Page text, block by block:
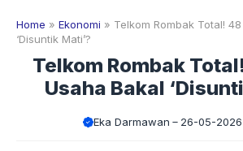
Home » Ekonomi » Telkom Rombak Total!
‘Disuntik Mati’?
Telkom Rombak
Usaha Bakal
Eka Darmawan 26-05-